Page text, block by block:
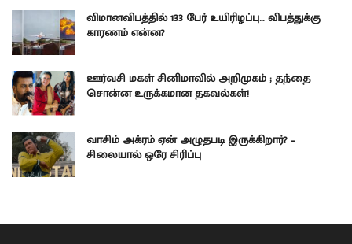
விமானவிபத்தில் 133 பேர் உயிரிழப்பு… விபத்துக்கு
காரணம் என்ன?
ஊர்வசி மகள் சினிமாவில் அறிமுகம் ; தந்தை
சொன்ன உருக்கமான தகவல்கள்!
வாசிம் அக்ரம் ஏன் அழுதபடி இருக்கிறார்? –
சிலையால் ஒரே சிரிப்பு